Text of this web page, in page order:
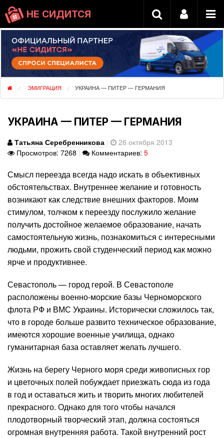
НЕ СИДИТСЯ
ЭМИГРАЦИЯ УКРАИНА — ПИТЕР — ГЕРМАНИЯ
УКРАИНА — ПИТЕР — ГЕРМАНИЯ
Татьяна Серебренникова
26 октября 2013
Просмотров: 7268
Комментариев: 5
Смысл переезда всегда надо искать в объективных
обстоятельствах. Внутреннее желание и готовность
возникают как следствие внешних факторов. Моим
стимулом, толчком к переезду послужило желание
получить достойное желаемое образование, начать
самостоятельную жизнь, познакомиться с интересными
людьми, прожить свой студенческий период как можно
ярче и продуктивнее.
Севастополь — город герой. В Севастополе
расположены военно-морские базы Черноморского
флота РФ и ВМС Украины. Исторически сложилось так,
что в городе больше развито техническое образование,
имеются хорошие военные училища, однако
гуманитарная база оставляет желать лучшего.
Жизнь на берегу Черного моря среди живописных гор
и цветочных полей побуждает приезжать сюда из года
в год и оставаться жить и творить многих любителей
прекрасного. Однако для того чтобы начался
плодотворный творческий этап, должна состояться
огромная внутренняя работа. Такой внутренний рост